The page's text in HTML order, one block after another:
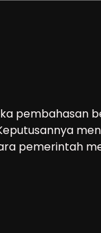
pembahasan
pemerintah